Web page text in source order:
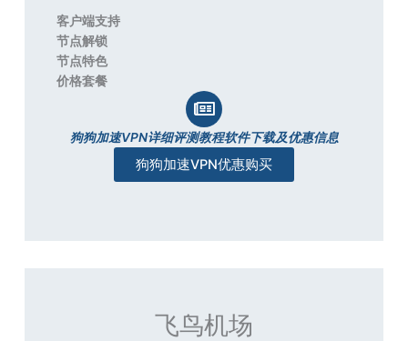
客户端支持
节点解锁
节点特色
价格套餐
狗狗加速VPN详细评测教程软件下载及优惠信息
狗狗加速VPN优惠购买
飞鸟机场